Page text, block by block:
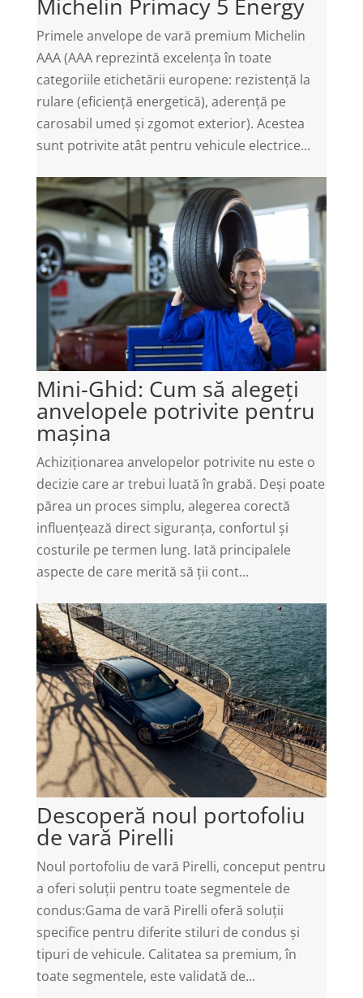
Primele anvelope de vară premium Michelin
AAA (AAA reprezintă excelența în toate
categoriile etichetării europene: rezistență la
rulare (eficiență energetică), aderență pe
carosabil umed și zgomot exterior). Acestea
sunt potrivite atât pentru vehicule electrice...
Mini-Ghid: Cum să alegeți
anvelopele potrivite pentru
mașina
Achiziționarea anvelopelor potrivite nu este o
decizie care ar trebui luată în grabă. Deși poate
părea un proces simplu, alegerea corectă
influențează direct siguranța, confortul și
costurile pe termen lung. Iată principalele
aspecte de care merită să ții cont...
Descoperă noul portofoliu
de vară Pirelli
Noul portofoliu de vară Pirelli, conceput pentru
a oferi soluții pentru toate segmentele de
condus:Gama de vară Pirelli oferă soluții
specifice pentru diferite stiluri de condus și
tipuri de vehicule. Calitatea sa premium, în
toate segmentele, este validată de...